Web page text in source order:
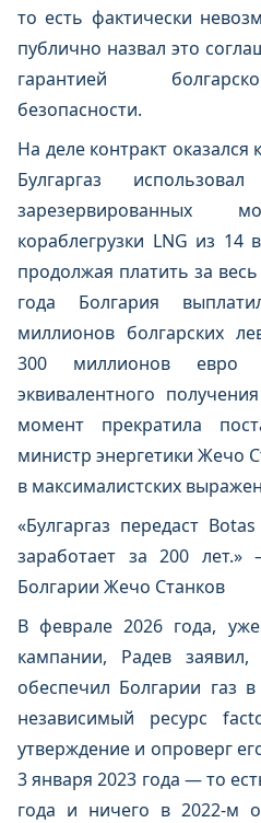
то есть фактически
публично назвал это
гарантией
безопасности.
На деле контракт оказался
Булгаргаз
кораблегрузки LNG из
продолжая платить за
года Болгария
миллионов болгарских
300 миллионов евро
эквивалентного
момент прекратила
министр энергетики Жечо
в максималистских
«Булгаргаз передаст
заработает за 200
Болгарии Жечо Станков
В феврале 2026 года,
кампании, Радев
обеспечил Болгарии газ
независимый ресурс
утверждение и опроверг
3 января 2023 года — то
года и ничего в 2022-м